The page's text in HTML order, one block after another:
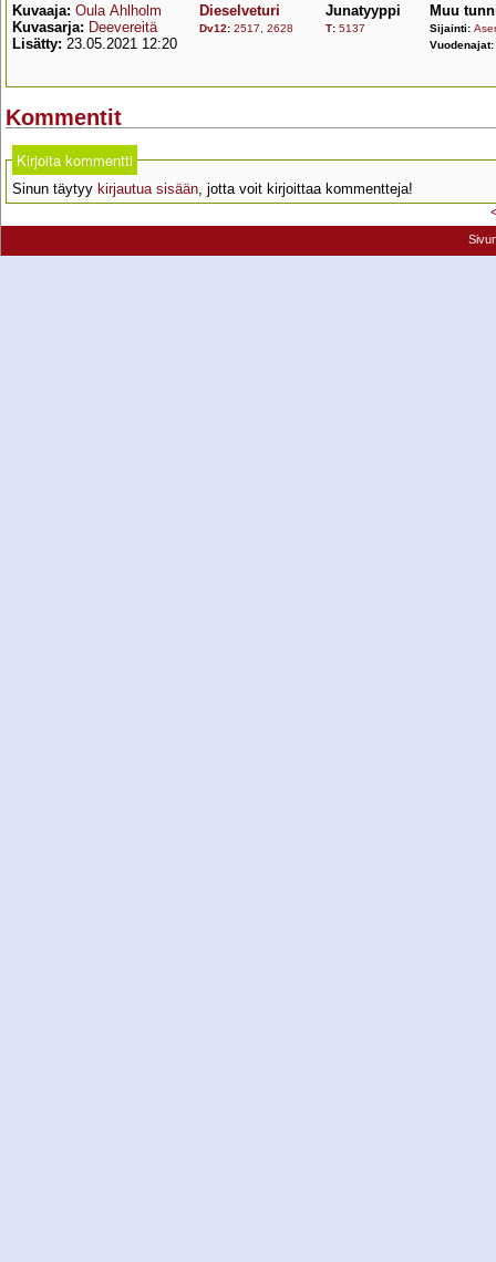
Kuvaaja: Oula Ahlholm
Kuvasarja: Deevereitä
Lisätty: 23.05.2021 12:20
Dieselveturi
Dv12: 2517 2628
Junatyyppi
T: 5137
Muu
Sijainti:
Vuodenajat:
Kommentit
Kirjoita kommentti
Sinun täytyy kirjautua sisään , jotta voit kirjoittaa kommentteja!